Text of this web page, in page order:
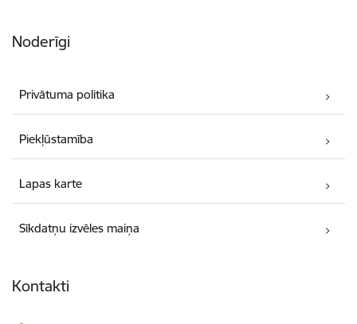
Noderīgi
Privātuma politika
Piekļūstamība
Lapas karte
Sīkdatņu izvēles maiņa
Kontakti